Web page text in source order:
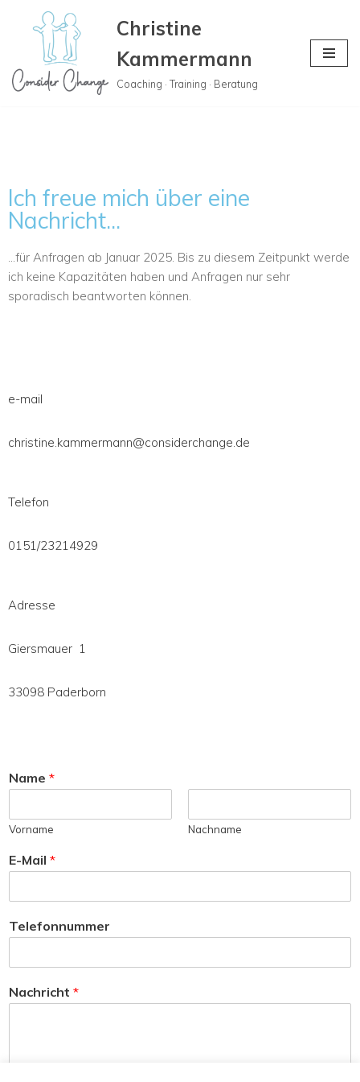
springen
Christine
Kammermann
Coaching · Training · Beratung
Ich freue mich über eine
Nachricht...
…für Anfragen ab Januar 2025. Bis zu diesem Zeitpunkt werde
ich keine Kapazitäten haben und Anfragen nur sehr
sporadisch beantworten können.
e-mail
christine.kammermann@considerchange.de
Telefon
0151/23214929
Adresse
Giersmauer 1
33098 Paderborn
Name *
Vorname Nachname
E-Mail *
Telefonnummer
Nachricht *